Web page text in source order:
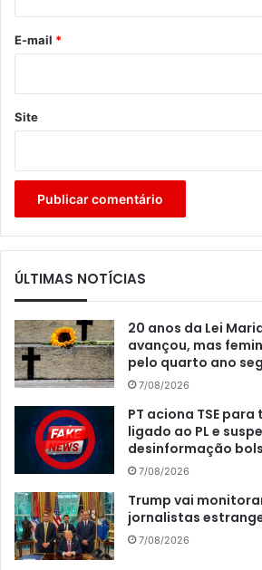
*
E-mail *
Site
ÚLTIMAS NOTÍCIAS
20 anos da Lei
avançou, mas
pelo quarto ano
7/08/2026
PT aciona TSE
ligado ao PL e
desinformação
7/08/2026
Trump vai
jornalistas
7/08/2026